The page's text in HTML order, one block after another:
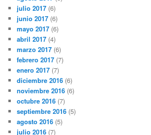
julio 2017 (6)
junio 2017 (6)
mayo 2017 (6)
abril 2017 (4)
marzo 2017 (6)
febrero 2017 (7)
enero 2017 (7)
diciembre 2016 (6)
noviembre 2016 (6)
octubre 2016 (7)
septiembre 2016 (5)
agosto 2016 (5)
julio 2016 (7)